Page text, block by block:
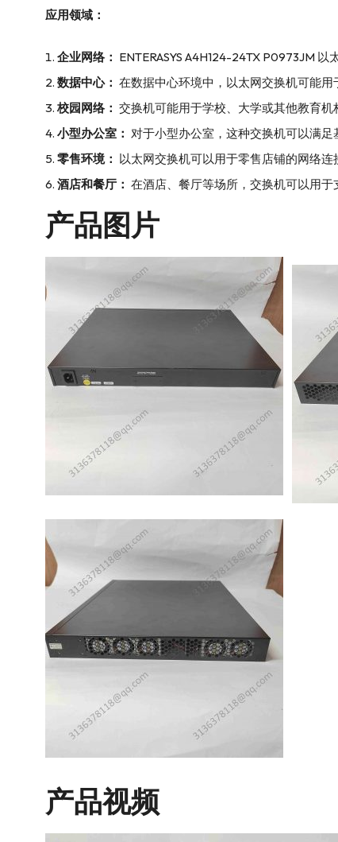
应用领域：
企业网络： ENTERASYS A4H124-24TX P0973JM
数据中心： 在数据中心环境中，以太网交换机可能
校园网络： 交换机可能用于学校、大学或其他教育机
小型办公室： 对于小型办公室，这种交换机可以满足
零售环境： 以太网交换机可以用于零售店铺的网络连
酒店和餐厅： 在酒店、餐厅等场所，交换机可以用于
产品图片
产品视频